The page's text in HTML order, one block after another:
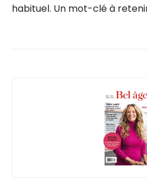
habituel. Un mot-clé à